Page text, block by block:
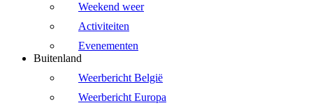
Weekend weer
Activiteiten
Evenementen
Buitenland
Weerbericht België
Weerbericht Europa